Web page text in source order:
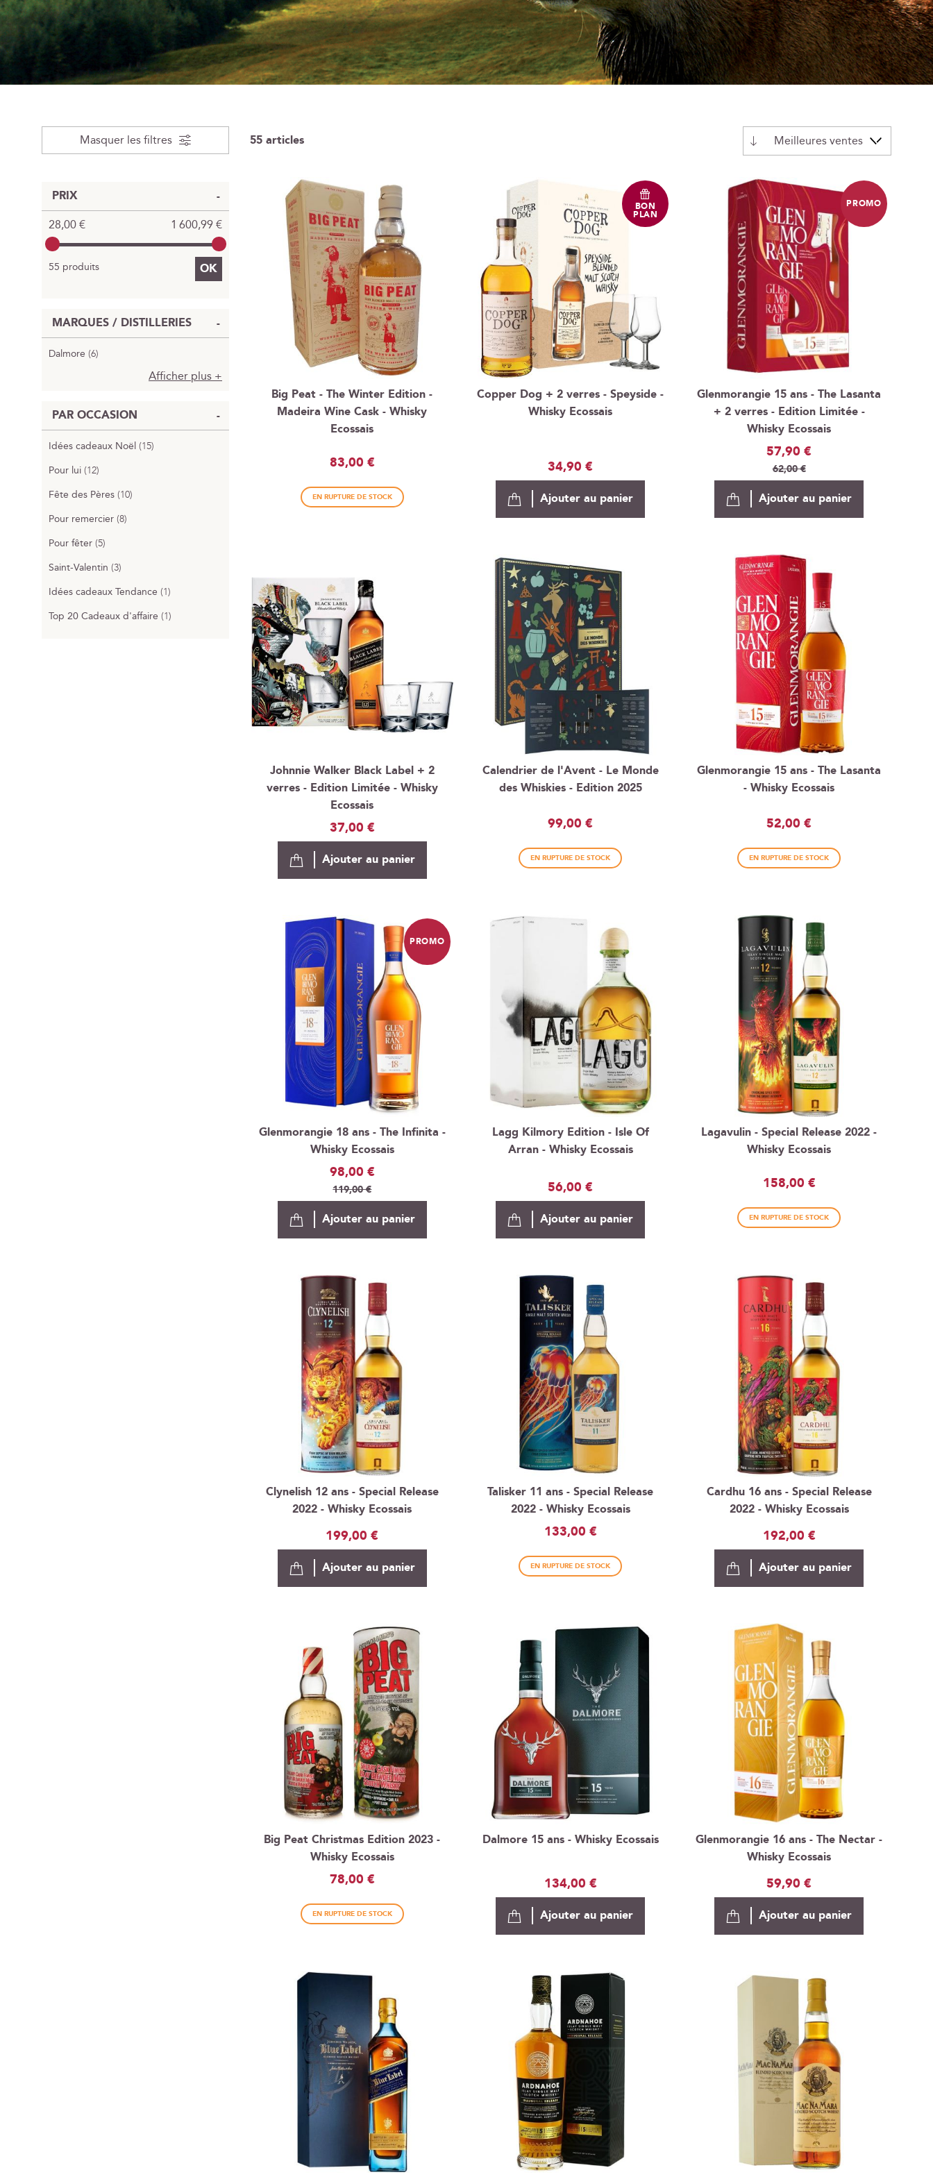
55 articles
Par
décroissant
Big Peat - The Winter Edition -
Madeira Wine Cask - Whisky
Ecossais
83,00 €
EN RUPTURE DE STOCK
Copper Dog + 2 verres - Speyside -
Whisky Ecossais
34,90 €
BON
PLAN
Ajouter au panier
Glenmorangie 15 ans - The Lasanta
+ 2 verres - Edition Limitée -
Whisky Ecossais
Prix
Spécial
57,90 €
62,00 €
PROMO
Ajouter au panier
Johnnie Walker Black Label + 2
verres - Edition Limitée - Whisky
Ecossais
37,00 €
Ajouter au panier
Calendrier de l'Avent - Le Monde
des Whiskies - Edition 2025
99,00 €
EN RUPTURE DE STOCK
Glenmorangie 15 ans - The Lasanta
- Whisky Ecossais
52,00 €
EN RUPTURE DE STOCK
Glenmorangie 18 ans - The Infinita -
Whisky Ecossais
Prix
Spécial
98,00 €
119,00 €
PROMO
Ajouter au panier
Lagg Kilmory Edition - Isle Of
Arran - Whisky Ecossais
56,00 €
Ajouter au panier
Lagavulin - Special Release 2022 -
Whisky Ecossais
158,00 €
EN RUPTURE DE STOCK
Clynelish 12 ans - Special Release
2022 - Whisky Ecossais
199,00 €
Ajouter au panier
Talisker 11 ans - Special Release
2022 - Whisky Ecossais
133,00 €
EN RUPTURE DE STOCK
Cardhu 16 ans - Special Release
2022 - Whisky Ecossais
192,00 €
Ajouter au panier
Big Peat Christmas Edition 2023 -
Whisky Ecossais
78,00 €
EN RUPTURE DE STOCK
Dalmore 15 ans - Whisky Ecossais
134,00 €
Ajouter au panier
Glenmorangie 16 ans - The Nectar -
Whisky Ecossais
59,90 €
Ajouter au panier
Masquer les filtres
PRIX
28,00 €
1 600,99 €
55 produits OK
MARQUES / DISTILLERIES
Dalmore 6
Afficher plus
PAR OCCASION
Idées cadeaux Noël 15
Pour lui 12
Fête des Pères 10
Pour remercier 8
Pour fêter 5
Saint-Valentin 3
Idées cadeaux Tendance 1
Top 20 Cadeaux d'affaire 1